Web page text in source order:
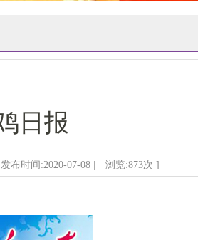
日报
时间:2020-07-08 | 浏览:873次 ]